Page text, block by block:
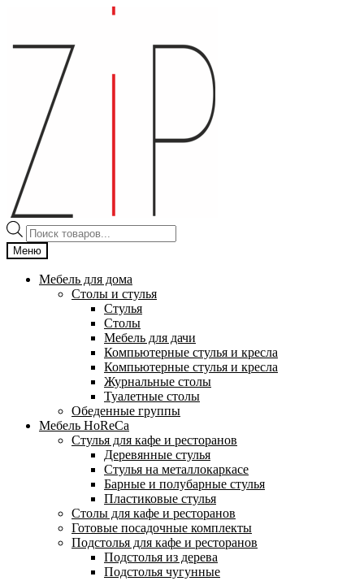
навигации
содержимому
Поиск
товаров
Меню
Мебель для дома
Столы и стулья
Стулья
Столы
Мебель для дачи
Компьютерные стулья и кресла
Компьютерные стулья и кресла
Журнальные столы
Туалетные столы
Обеденные группы
Мебель HoReCa
Стулья для кафе и ресторанов
Деревянные стулья
Стулья на металлокаркасе
Барные и полубарные стулья
Пластиковые стулья
Столы для кафе и ресторанов
Готовые посадочные комплекты
Подстолья для кафе и ресторанов
Подстолья из дерева
Подстолья чугунные